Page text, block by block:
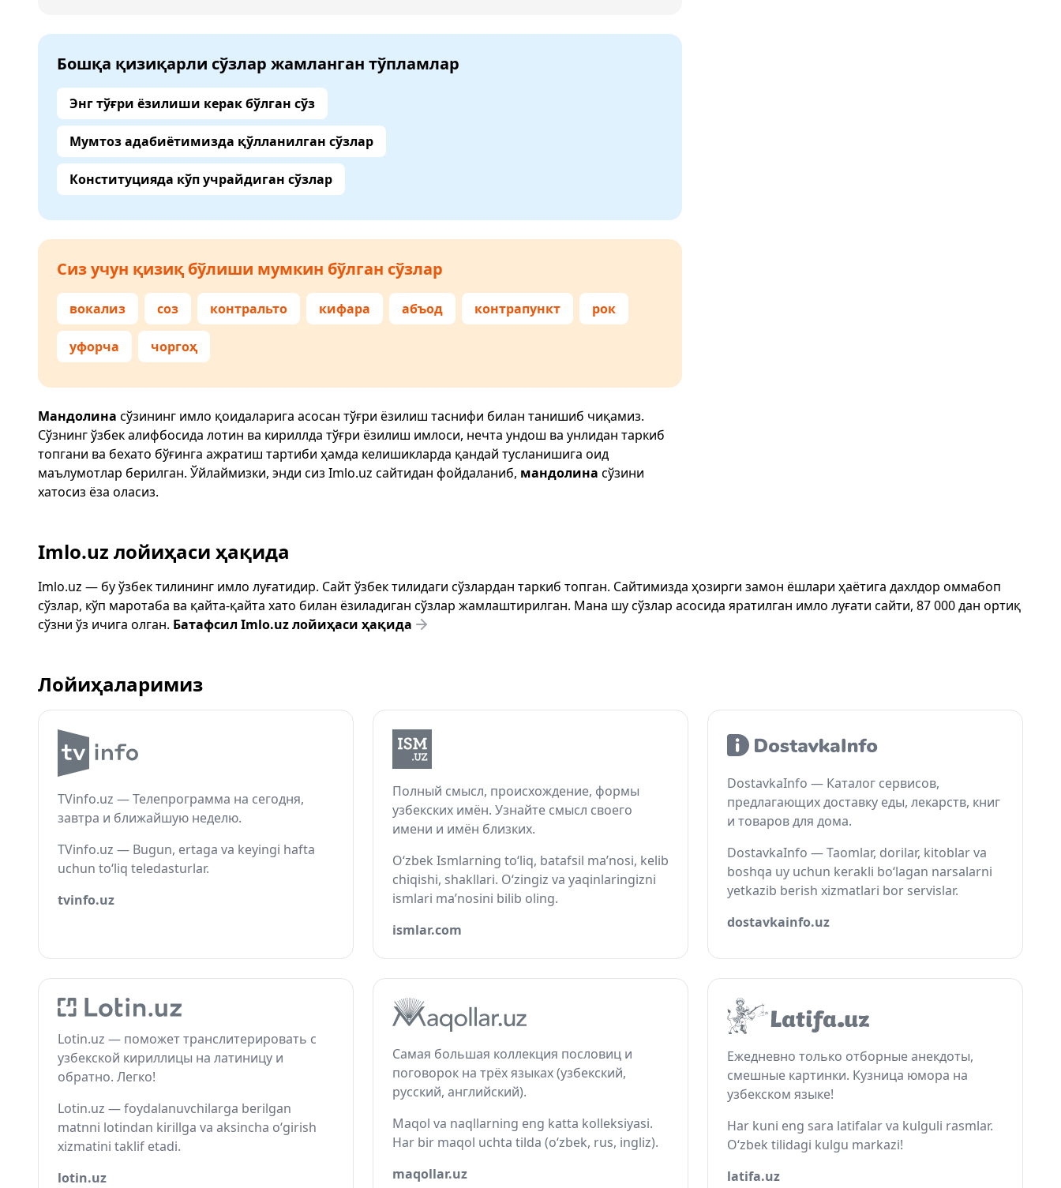
Бошқа қизиқарли сўзлар жамланган тўпламлар
Энг тўғри ёзилиши керак бўлган сўз
Мумтоз адабиётимизда қўлланилган сўзлар
Конституцияда кўп учрайдиган сўзлар
Сиз учун қизиқ бўлиши мумкин бўлган сўзлар
вокализ соз контральто кифара абъод контрапункт рок
уфорча чоргоҳ
Мандолина сўзининг имло қоидаларига асосан тўғри ёзилиш таснифи билан танишиб чиқамиз.
Сўзнинг ўзбек алифбосида лотин ва кириллда тўғри ёзилиш имлоси, нечта ундош ва унлидан таркиб
топгани ва бехато бўғинга ажратиш тартиби ҳамда келишикларда қандай тусланишига оид
маълумотлар берилган. Ўйлаймизки, энди сиз Imlo.uz сайтидан фойдаланиб, мандолина сўзини
хатосиз ёза оласиз.
Imlo.uz лойиҳаси ҳақида
Imlo.uz — бу ўзбек тилининг имло луғатидир. Сайт ўзбек тилидаги сўзлардан таркиб топган. Сайтимизда ҳозирги замон ёшлари ҳаётига дахлдор оммабоп
сўзлар, кўп маротаба ва қайта-қайта хато билан ёзиладиган сўзлар жамлаштирилган. Мана шу сўзлар асосида яратилган имло луғати сайти, 87 000 дан ортиқ
сўзни ўз ичига олган. Батафсил Imlo.uz лойиҳаси ҳақида
Лойиҳаларимиз
TVinfo.uz — Телепрограмма на сегодня,
завтра и ближайшую неделю.
TVinfo.uz — Bugun, ertaga va keyingi hafta
uchun to‘liq teledasturlar.
tvinfo.uz
Полный смысл, происхождение, формы
узбекских имён. Узнайте смысл своего
имени и имён близких.
O‘zbek Ismlarning to‘liq, batafsil ma’nosi, kelib
chiqishi, shakllari. O‘zingiz va yaqinlaringizni
ismlari ma’nosini bilib oling.
ismlar.com
DostavkaInfo — Каталог сервисов,
предлагающих доставку еды, лекарств, книг
и товаров для дома.
DostavkaInfo — Taomlar, dorilar, kitoblar va
boshqa uy uchun kerakli bo‘lagan narsalarni
yetkazib berish xizmatlari bor servislar.
dostavkainfo.uz
Lotin.uz — поможет транслитерировать с
узбекской кириллицы на латиницу и
обратно. Легко!
Lotin.uz — foydalanuvchilarga berilgan
matnni lotindan kirillga va aksincha o‘girish
xizmatini taklif etadi.
lotin.uz
Самая большая коллекция пословиц и
поговорок на трёх языках (узбекский,
русский, английский).
Maqol va naqllarning eng katta kolleksiyasi.
Har bir maqol uchta tilda (o‘zbek, rus, ingliz).
maqollar.uz
Ежедневно только отборные анекдоты,
смешные картинки. Кузница юмора на
узбекском языке!
Har kuni eng sara latifalar va kulguli rasmlar.
O‘zbek tilidagi kulgu markazi!
latifa.uz